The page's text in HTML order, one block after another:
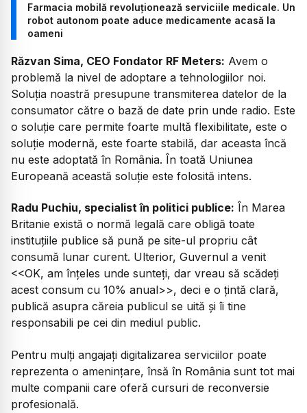
Farmacia mobilă revoluționează serviciile medicale. Un
robot autonom poate aduce medicamente acasă la
oameni
Răzvan Sima, CEO Fondator RF Meters: Avem o
problemă la nivel de adoptare a tehnologiilor noi.
Soluția noastră presupune transmiterea datelor de la
consumator către o bază de date prin unde radio. Este
o soluție care permite foarte multă flexibilitate, este o
soluție modernă, este foarte stabilă, dar aceasta încă
nu este adoptată în România. În toată Uniunea
Europeană această soluție este folosită intens.
Radu Puchiu, specialist în politici publice: În Marea
Britanie există o normă legală care obligă toate
instituțiile publice să pună pe site-ul propriu cât
consumă lunar curent. Ulterior, Guvernul a venit
<<OK, am înțeles unde sunteți, dar vreau să scădeți
acest consum cu 10% anual>>, deci e o țintă clară,
publică asupra căreia publicul se uită și îi tine
responsabili pe cei din mediul public.
Pentru mulți angajați digitalizarea serviciilor poate
reprezenta o amenințare, însă în România sunt tot mai
multe companii care oferă cursuri de reconversie
profesională.